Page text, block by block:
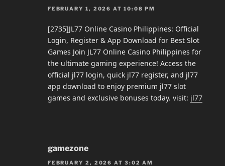
FEBRUARY 1, 2026 AT 10:08 PM
[2735]JL77 Online Casino Philippines: Official
Login, Register & App Download for Best Slot
Games Join JL77 Online Casino Philippines for
the ultimate gaming experience! Access the
official jl77 login, quick jl77 register, and jl77
app download to enjoy premium jl77 slot
games and exclusive bonuses today. visit: jl77
gamezone
FEBRUARY 2, 2026 AT 3:02 AM